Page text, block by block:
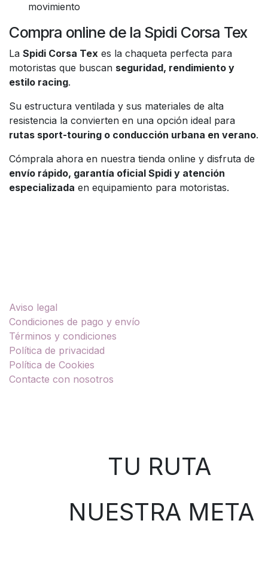
movimiento
Compra online de la Spidi Corsa Tex
La Spidi Corsa Tex es la chaqueta perfecta para
motoristas que buscan seguridad, rendimiento y
estilo racing.
Su estructura ventilada y sus materiales de alta
resistencia la convierten en una opción ideal para
rutas sport-touring o conducción urbana en verano.
Cómprala ahora en nuestra tienda online y disfruta de
envío rápido, garantía oficial Spidi y atención
especializada en equipamiento para motoristas.
Aviso legal
Condiciones de pago y envío
Términos y condiciones
Política de privacidad
Política de Cookies
Contacte con nosotros
TU RUTA
NUESTRA META